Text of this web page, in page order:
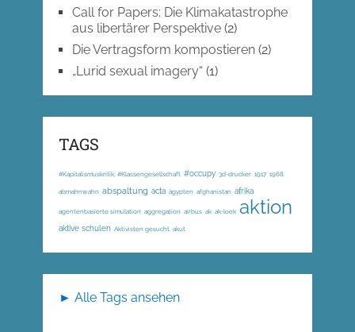
Call for Papers: Die Klimakatastrophe
aus libertärer Perspektive(2)
Die Vertragsform kompostieren(2)
„Lurid sexual imagery“ (1)
TAGS
#Kapitalismuskritik; #Klassengesellschaft #occupy 3d-drucker 1917 1968
abmahnwahn abspaltung acta ägypten afghanistan afrika
agentenbasierte simulation aggregation airbus ak ak-loek aktion
aktive schulen Aktivisten gesucht akut
► Alle Tags ansehen